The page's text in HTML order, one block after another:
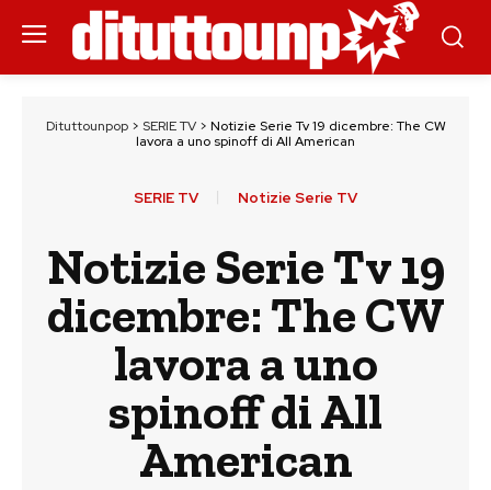
Dituttounpop> SERIE TV> Notizie Serie Tv 19 dicembre: The CW
lavora a uno spinoff di All American
SERIE TV Notizie Serie TV
Notizie Serie Tv 19
dicembre: The CW
lavora a uno
spinoff di All
American